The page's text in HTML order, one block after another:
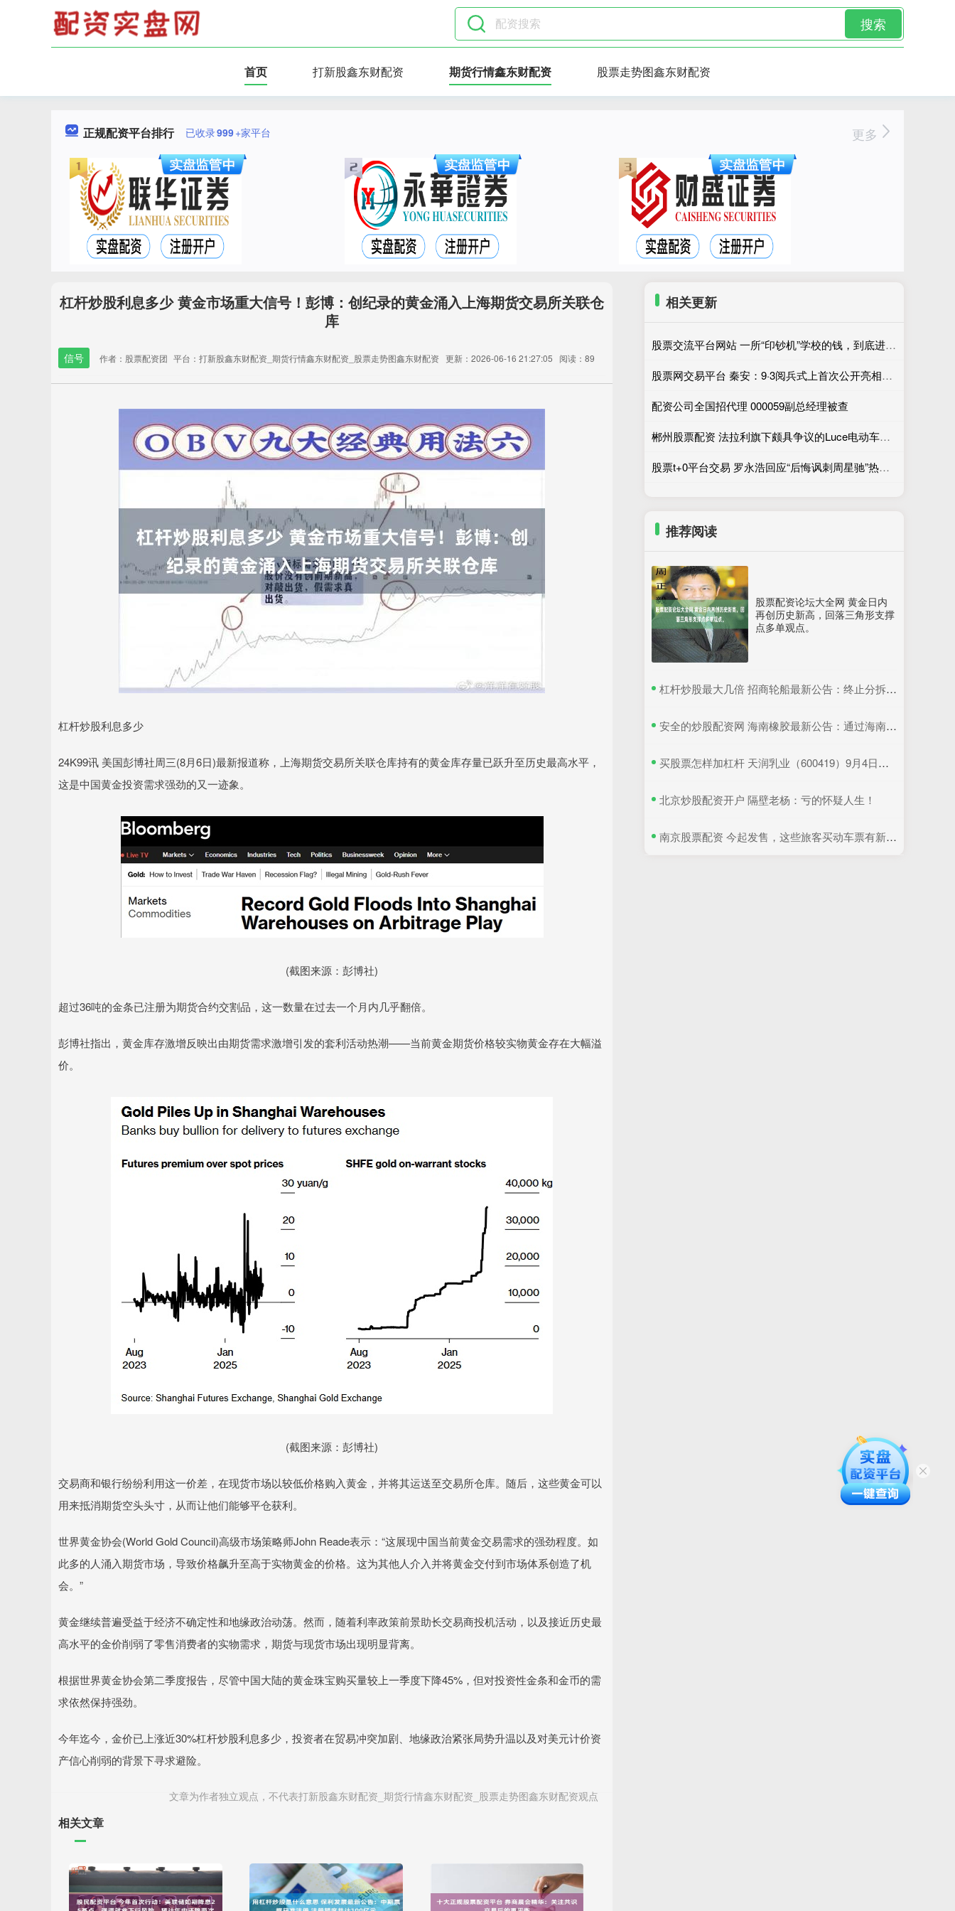
搜索
首页 打新股鑫东财配资 期货行情鑫东财配资 股票走势图鑫东财配资
正规配资平台排行 已收录999+家平台 更多
杠杆炒股利息多少 黄金市场重大信号！彭博：创纪录的黄金涌入上海期货交易所关联仓
库
信号 作者：股票配资团 平台：打新股鑫东财配资_期货行情鑫东财配资_股票走势图鑫东财配资 更新：2026-06-16 21:27:05 阅读：89
杠杆炒股利息多少
24K99讯 美国彭博社周三(8月6日)最新报道称，上海期货交易所关联仓库持有的黄金库存量已跃升至历史最高水平，
这是中国黄金投资需求强劲的又一迹象。
(截图来源：彭博社)
超过36吨的金条已注册为期货合约交割品，这一数量在过去一个月内几乎翻倍。
彭博社指出，黄金库存激增反映出由期货需求激增引发的套利活动热潮——当前黄金期货价格较实物黄金存在大幅溢
价。
(截图来源：彭博社)
交易商和银行纷纷利用这一价差，在现货市场以较低价格购入黄金，并将其运送至交易所仓库。随后，这些黄金可以
用来抵消期货空头头寸，从而让他们能够平仓获利。
世界黄金协会(World Gold Council)高级市场策略师John Reade表示：“这展现中国当前黄金交易需求的强劲程度。如
此多的人涌入期货市场，导致价格飙升至高于实物黄金的价格。这为其他人介入并将黄金交付到市场体系创造了机
会。”
黄金继续普遍受益于经济不确定性和地缘政治动荡。然而，随着利率政策前景助长交易商投机活动，以及接近历史最
高水平的金价削弱了零售消费者的实物需求，期货与现货市场出现明显背离。
根据世界黄金协会第二季度报告，尽管中国大陆的黄金珠宝购买量较上一季度下降45%，但对投资性金条和金币的需
求依然保持强劲。
今年迄今，金价已上涨近30%杠杆炒股利息多少，投资者在贸易冲突加剧、地缘政治紧张局势升温以及对美元计价资
产信心削弱的背景下寻求避险。
文章为作者独立观点，不代表打新股鑫东财配资_期货行情鑫东财配资_股票走势图鑫东财配资观点
相关文章
相关更新
股票交流平台网站 一所“印钞机”学校的钱，到底进了谁的口袋？
股票网交易平台 秦安：9·3阅兵式上首次公开亮相的无人战艇，批量驰骋近海，美国坐不住
配资公司全国招代理 000059副总经理被查
郴州股票配资 法拉利旗下颇具争议的Luce电动车型上市仅两个月，便达成2026年度销售目标
股票t+0平台交易 罗永浩回应“后悔讽刺周星驰”热搜：疑为电影宣发团队炒作
推荐阅读
股票配资论坛大全网 黄金日内
再创历史新高，回落三角形支撑
点多单观点。
​杠杆炒股最大几倍 招商轮船最新公告：终止分拆子公司重组上市
​安全的炒股配资网 海南橡胶最新公告：通过海南自贸港跨境资金集中运营中心认定
​买股票怎样加杠杆 天润乳业（600419）9月4日主力资金净卖出374.43万元
​北京炒股配资开户 隔壁老杨：亏的怀疑人生！
​南京股票配资 今起发售，这些旅客买动车票有新优惠